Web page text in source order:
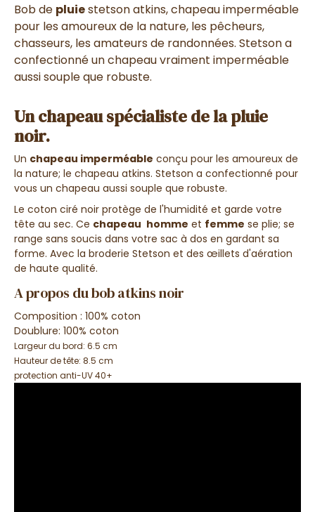
Bob de pluiestetson atkins, chapeau imperméable
pour les amoureux de la nature, les pêcheurs,
chasseurs, les amateurs de randonnées. Stetson a
confectionné un chapeau vraiment imperméable
aussi souple que robuste.
Un chapeau spécialiste de la pluie
noir.
Un chapeau imperméable conçu pour les amoureux de
la nature; le chapeau atkins. Stetson a confectionné pour
vous un chapeau aussi souple que robuste.
Le coton ciré noir protège de l'humidité et garde votre
tête au sec. Ce chapeau homme et femme se plie; se
range sans soucis dans votre sac à dos en gardant sa
forme. Avec la broderie Stetson et des œillets d'aération
de haute qualité.
A propos du bob atkins noir
Composition : 100% coton
Doublure: 100% coton
Largeur du bord: 6.5 cm
Hauteur de tête: 8.5 cm
protection anti-UV 40+